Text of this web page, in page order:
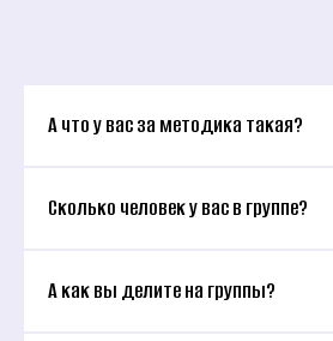
А что у вас за методика такая?
Сколько человек у вас в группе?
А как вы делите на группы?